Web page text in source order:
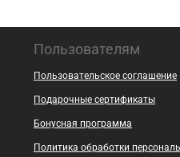
Пользователям
Пользовательское соглашение
Подарочные сертификаты
Бонусная программа
Политика обработки